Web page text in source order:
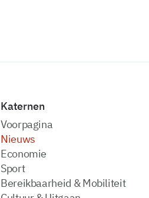
Katernen
Voorpagina
Nieuws
Economie
Sport
Bereikbaarheid & Mobiliteit